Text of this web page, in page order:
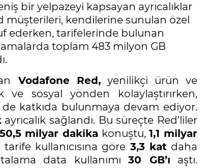
bir yelpazeyi kapsayan ayrıcalıklar
müşterileri, kendilerine sunulan özel
ederken, tarifelerinde bulunan
toplam 483 milyon GB
Vodafone Red,yenilikçi ürün ve
ve sosyal yönden kolaylaştırırken,
katkıda bulunmaya devam ediyor.
ayrıcalık sağlandı. Bu süreçte Red’liler
50,5 milyar dakika konuştu,1,1 milyar
kullanıcısına göre 3,3 katdaha
data kullanımı30 GB’ı aştı.